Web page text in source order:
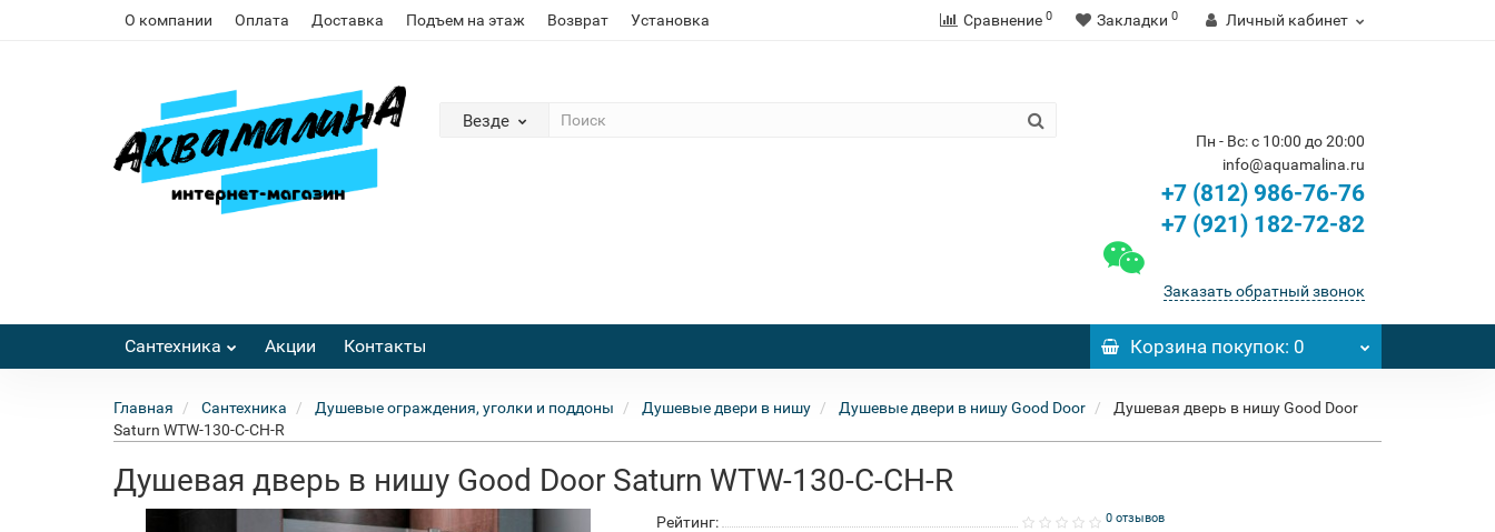
О компании Оплата Доставка Подъем на этаж Возврат Установка Сравнение 0 Закладки 0 Личный кабинет
Везде
Пн - Вс: с 10:00 до 20:00
info@aquamalina.ru
+7 (812) 986-76-76
+7 (921) 182-72-82
Заказать обратный звонок
Сантехника Акции Контакты Корзинапокупок: 0
Главная Сантехника Душевые ограждения, уголки и поддоны Душевые двери в нишу Душевые двери в нишу Good Door
Душевая дверь в нишу Good Door
Saturn WTW-130-C-CH-R
Душевая дверь в нишу Good Door Saturn WTW-130-C-CH-R
Рейтинг: 0 отзывов